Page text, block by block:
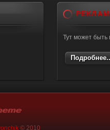
Тут может
© 2010